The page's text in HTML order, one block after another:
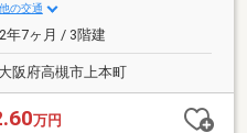
の交通
年7ヶ月 / 3階建
大阪府高槻市上本町
万円